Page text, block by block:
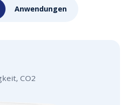
Anwendungen
CO2